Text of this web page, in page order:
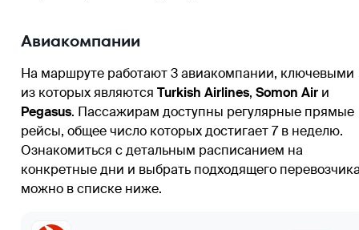
Авиакомпании
На маршруте работают 3 авиакомпании, ключевыми
из которых являются Turkish Airlines, Somon Air и
Pegasus. Пассажирам доступны регулярные прямые
рейсы, общее число которых достигает 7 в неделю.
Ознакомиться с детальным расписанием на
конкретные дни и выбрать подходящего
можно в списке ниже.